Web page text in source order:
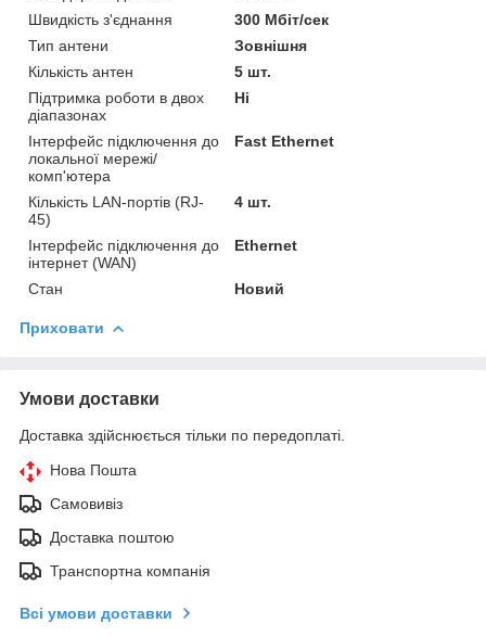
Швидкість з'єднання
300 Мбіт/сек
Тип антени
Зовнішня
Кількість антен
5 шт.
Підтримка роботи в двох
діапазонах
Ні
Інтерфейс підключення до
локальної мережі/
комп'ютера
Fast Ethernet
Кількість LAN-портів (RJ-
45)
4 шт.
Інтерфейс підключення до
інтернет (WAN)
Ethernet
Стан Новий
Приховати
Умови доставки
Доставка здійснюється тільки по передоплаті.
Нова Пошта
Самовивіз
Доставка поштою
Транспортна компанія
Всі умови доставки